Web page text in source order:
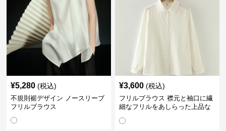
¥5,280 (税込)
不規則裾デザイン ノースリーブ
フリルブラウス
¥3,600 (税込)
フリルブラウス 襟元と袖口に繊
細なフリルをあしらった上品な